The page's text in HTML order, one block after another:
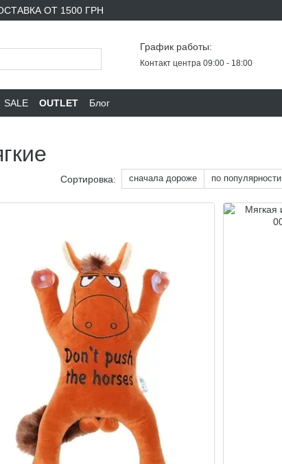
ОТ 1500 ГРН
График работы:
Контакт центра 09:00 - 18:00
SALE OUTLET Блог
Сортировка: сначала дороже по популярности